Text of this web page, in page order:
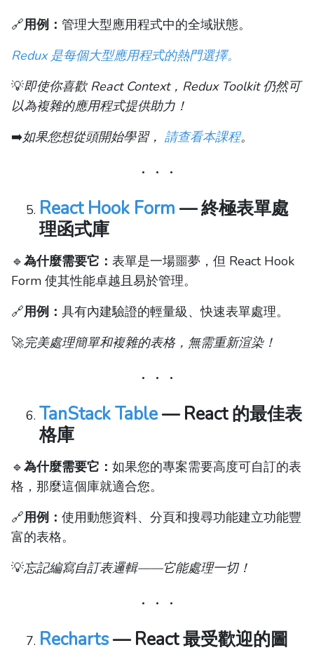
🔗用例： 管理大型應用程式中的全域狀態。
Redux 是每個大型應用程式的熱門選擇。
💡即使你喜歡 React Context，Redux Toolkit 仍然可
以為複雜的應用程式提供助力！
➡️如果您想從頭開始學習， 請查看本課程。
React Hook Form— 終極表單處
理函式庫
🔹為什麼需要它： 表單是一場噩夢，但 React Hook
Form 使其性能卓越且易於管理。
🔗用例： 具有內建驗證的輕量級、快速表單處理。
🚀完美處理簡單和複雜的表格，無需重新渲染！
TanStack Table— React 的最佳表
格庫
🔹為什麼需要它： 如果您的專案需要高度可自訂的表
格，那麼這個庫就適合您。
🔗用例： 使用動態資料、分頁和搜尋功能建立功能豐
富的表格。
💡忘記編寫自訂表邏輯——它能處理一切！
Recharts— React 最受歡迎的圖